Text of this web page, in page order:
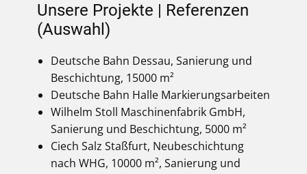
Unsere Projekte | Referenzen
(Auswahl)
Deutsche Bahn Dessau, Sanierung und
Beschichtung, 15000 m²
Deutsche Bahn Halle Markierungsarbeiten
Wilhelm Stoll Maschinenfabrik GmbH,
Sanierung und Beschichtung, 5000 m²
Ciech Salz Staßfurt, Neubeschichtung
nach WHG, 10000 m², Sanierung und